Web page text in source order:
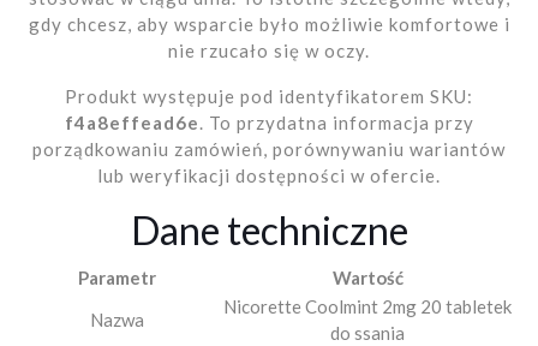
gdy chcesz, aby wsparcie było możliwie komfortowe i
nie rzucało się w oczy.
Produkt występuje pod identyfikatorem SKU:
f4a8effead6e. To przydatna informacja przy
porządkowaniu zamówień, porównywaniu wariantów
lub weryfikacji dostępności w ofercie.
Dane techniczne
Parametr
Wartość
Nazwa
Nicorette Coolmint 2mg 20 tabletek
do ssania